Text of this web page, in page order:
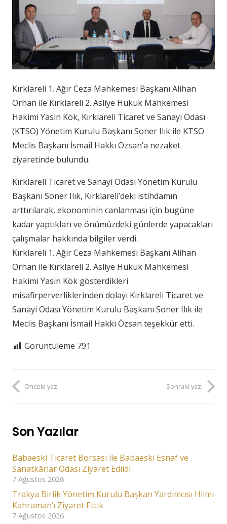
Kırklareli 1. Ağır Ceza Mahkemesi Başkanı Alihan
Orhan ile Kırklareli 2. Asliye Hukuk Mahkemesi
Hakimi Yasin Kök, Kırklareli Ticaret ve Sanayi Odası
(KTSO) Yönetim Kurulu Başkanı Soner Ilık ile KTSO
Meclis Başkanı İsmail Hakkı Özsan’a nezaket
ziyaretinde bulundu.
Kırklareli Ticaret ve Sanayi Odası Yönetim Kurulu
Başkanı Soner Ilık, Kırklareli’deki istihdamın
arttırılarak, ekonominin canlanması için bugüne
kadar yaptıkları ve önümüzdeki günlerde yapacakları
çalışmalar hakkında bilgiler verdi.
Kırklareli 1. Ağır Ceza Mahkemesi Başkanı Alihan
Orhan ile Kırklareli 2. Asliye Hukuk Mahkemesi
Hakimi Yasin Kök gösterdikleri
misafirperverliklerinden dolayı Kırklareli Ticaret ve
Sanayi Odası Yönetim Kurulu Başkanı Soner Ilık ile
Meclis Başkanı İsmail Hakkı Özsan teşekkür etti.
Görüntüleme 791
Önceki yazı Sonraki yazı
Son Yazılar
Babaeski Ticaret Borsası ile Babaeski Esnaf ve
Sanatkârlar Odası Ziyaret Edildi
7 Ağustos 2026
Trakya Birlik Yönetim Kurulu Başkan Yardımcısı Hilmi
Kahraman’ı Ziyaret Ettik
7 Ağustos 2026